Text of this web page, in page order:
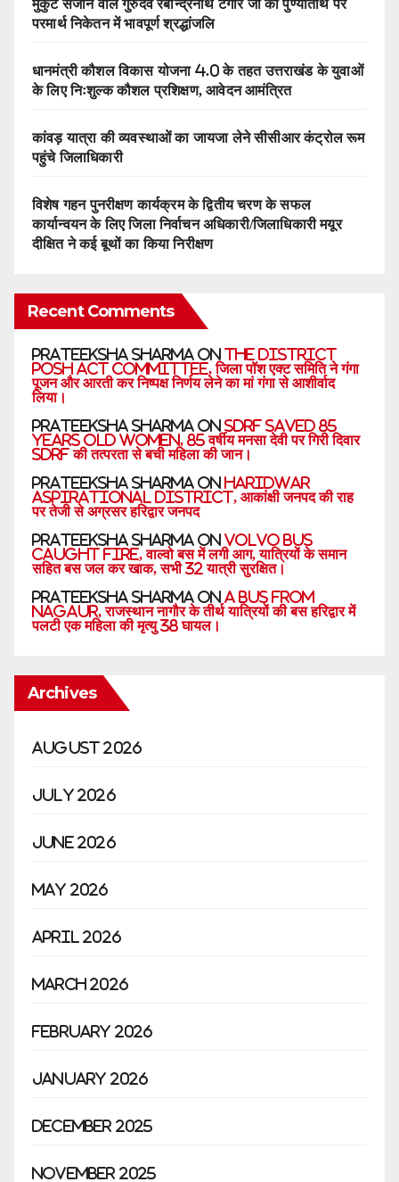
मुकुट सजाने वाले गुरुदेव रबीन्द्रनाथ टैगोर जी की पुण्यतिथि पर
परमार्थ निकेतन में भावपूर्ण श्रद्धांजलि
धानमंत्री कौशल विकास योजना 4.0 के तहत उत्तराखंड के युवाओं
के लिए निःशुल्क कौशल प्रशिक्षण, आवेदन आमंत्रित
कांवड़ यात्रा की व्यवस्थाओं का जायजा लेने सीसीआर कंट्रोल रूम
पहुंचे जिलाधिकारी
विशेष गहन पुनरीक्षण कार्यक्रम के द्वितीय चरण के सफल
कार्यान्वयन के लिए जिला निर्वाचन अधिकारी/जिलाधिकारी मयूर
दीक्षित ने कई बूथों का किया निरीक्षण
Recent Comments
Prateeksha sharma on The District
Posh Act Committee, जिला पॉश एक्ट समिति ने गंगा
पूजन और आरती कर निष्पक्ष निर्णय लेने का मां गंगा से आशीर्वाद
लिया।
Prateeksha sharma on SDRF saved 85
years old women, 85 वर्षीय मनसा देवी पर गिरी दिवार
SDRF की तत्परता से बची महिला की जान।
Prateeksha sharma on Haridwar
aspirational district, आकांक्षी जनपद की राह
पर तेजी से अग्रसर हरिद्वार जनपद
Prateeksha sharma on Volvo bus
caught fire, वाल्वो बस में लगी आग, यात्रियों के समान
सहित बस जल कर खाक, सभी 32 यात्री सुरक्षित।
Prateeksha sharma on A bus from
Nagaur, राजस्थान नागौर के तीर्थ यात्रियों की बस हरिद्वार में
पलटी एक महिला की मृत्यु 38 घायल।
Archives
August 2026
July 2026
June 2026
May 2026
April 2026
March 2026
February 2026
January 2026
December 2025
November 2025